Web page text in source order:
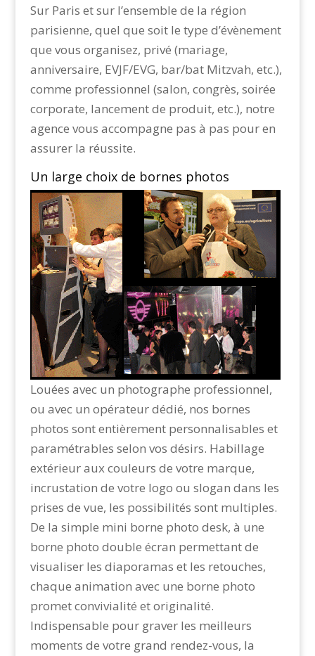
Sur Paris et sur l’ensemble de la région
parisienne, quel que soit le type d’évènement
que vous organisez, privé (mariage,
anniversaire, EVJF/EVG, bar/bat Mitzvah, etc.),
comme professionnel (salon, congrès, soirée
corporate, lancement de produit, etc.), notre
agence vous accompagne pas à pas pour en
assurer la réussite.
Un large choix de bornes photos
Louées avec un photographe professionnel,
ou avec un opérateur dédié, nos bornes
photos sont entièrement personnalisables et
paramétrables selon vos désirs. Habillage
extérieur aux couleurs de votre marque,
incrustation de votre logo ou slogan dans les
prises de vue, les possibilités sont multiples.
De la simple mini borne photo desk, à une
borne photo double écran permettant de
visualiser les diaporamas et les retouches,
chaque animation avec une borne photo
promet convivialité et originalité.
Indispensable pour graver les meilleurs
moments de votre grand rendez-vous, la